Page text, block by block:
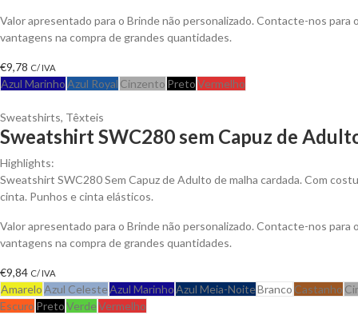
Valor apresentado para o Brinde não personalizado. Contacte-nos para
vantagens na compra de grandes quantidades.
€9,78 C/ IVA
Azul MarinhoAzul Royal Cinzento PretoVermelho
Sweatshirts, Têxteis
Sweatshirt SWC280 sem Capuz de
Highlights:
Sweatshirt SWC280 Sem Capuz de Adulto de malha cardada. Com
cinta. Punhos e cinta elásticos.
Valor apresentado para o Brinde não personalizado. Contacte-nos para
vantagens na compra de grandes quantidades.
€9,84 C/ IVA
AmareloAzul CelesteAzul MarinhoAzul Meia-NoiteBranco Castanho
Escuro PretoVerdeVermelho